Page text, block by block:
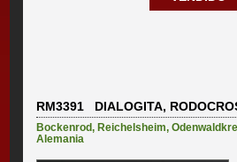
RM3391 DIALOGITA,
Bockenrod,Reichelsheim,
Alemania